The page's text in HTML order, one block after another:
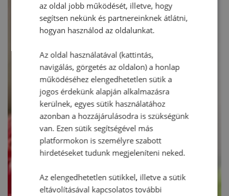
az oldal jobb működését, illetve, hogy
segítsen nekünk és partnereinknek átlátni,
hogyan használod az oldalunkat.
Az oldal használatával (kattintás,
navigálás, görgetés az oldalon) a honlap
működéséhez elengedhetetlen sütik a
jogos érdekünk alapján alkalmazásra
kerülnek, egyes sütik használatához
azonban a hozzájárulásodra is szükségünk
van. Ezen sütik segítségével más
platformokon is személyre szabott
hirdetéseket tudunk megjeleníteni neked.
Az elengedhetetlen sütikkel, illetve a sütik
eltávolításával kapcsolatos további